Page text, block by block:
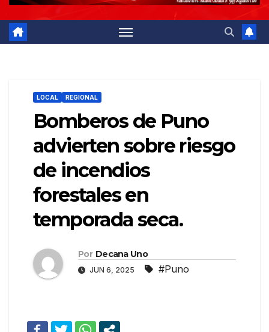
LOCAL REGIONAL
Bomberos de Puno
advierten sobre riesgo
de incendios
forestales en
temporada seca.
Por Decana Uno
JUN 6, 2025 #Puno